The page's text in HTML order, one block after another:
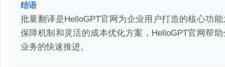
结语
批量翻译是HelloGPT官网为企业用户打造的核心功
保障机制和灵活的成本优化方案，HelloGPT官网帮
业务的快速推进。